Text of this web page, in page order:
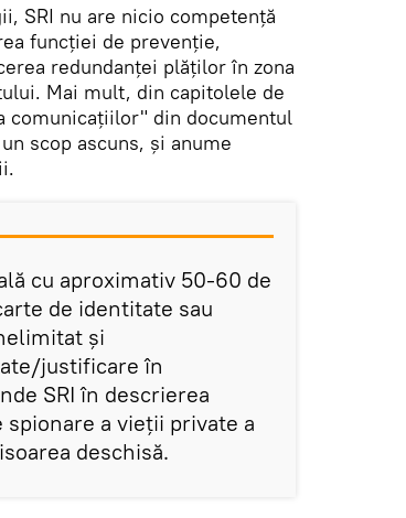
SRI nu are nicio competență
funcției de prevenție,
redundanței plăților în zona
Mai mult, din capitolele de
comunicațiilor" din documentul
scop ascuns, și anume
cu aproximativ 50-60 de
de identitate sau
și
justificare în
SRI în descrierea
a vieții private a
deschisă.